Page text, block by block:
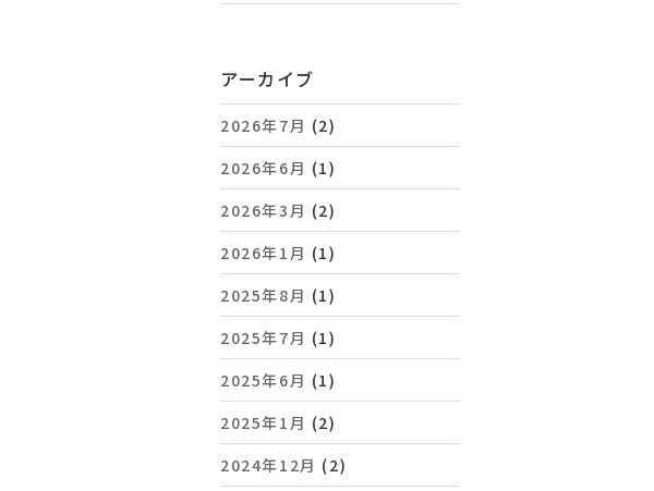
アーカイブ
2026年7月 (2)
2026年6月 (1)
2026年3月 (2)
2026年1月 (1)
2025年8月 (1)
2025年7月 (1)
2025年6月 (1)
2025年1月 (2)
2024年12月 (2)